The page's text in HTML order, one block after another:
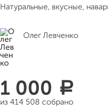
Натуральные, вкусные,
Олег Левченко
1 000 a
из 414 508 собрано